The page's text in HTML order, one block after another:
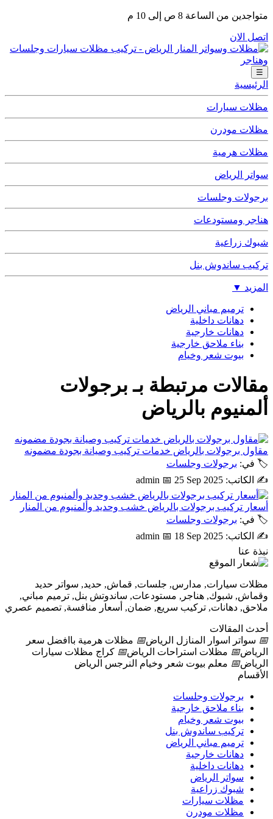
متواجدين من الساعة 8 ص إلى 10 م
اتصل الان
☰
الرئيسية
مظلات سيارات
مظلات مودرن
مظلات هرمية
سواتر الرياض
برجولات وجلسات
هناجر ومستودعات
شبوك زراعية
تركيب ساندوش بنل
المزيد ▼
ترميم مباني الرياض
دهانات داخلية
دهانات خارجية
بناء ملاحق خارجية
بيوت شعر وخيام
مقالات مرتبطة بـ برجولات
ألمنيوم بالرياض
مقاول برجولات بالرياض خدمات تركيب وصيانة بجودة مضمونه
🏷 في: برجولات وجلسات
✍️ الكاتب: admin 📅 25 Sep 2025
أسعار تركيب برجولات بالرياض خشب وحديد وألمنيوم من المنار
🏷 في: برجولات وجلسات
✍️ الكاتب: admin 📅 18 Sep 2025
نبذة عنا
مظلات سيارات, مدارس, جلسات, قماش, حديد, سواتر حديد
وقماش, شبوك, هناجر, مستودعات, ساندوتش بنل, ترميم مباني,
ملاحق, دهانات, تركيب سريع, ضمان, أسعار منافسة, تصميم عصري
أحدث المقالات
📅 سواتر اسوار المنازل الرياض📅 مظلات هرمية باافضل سعر
الرياض📅 مظلات استراحات الرياض📅 كراج مظلات سيارات
الرياض📅 معلم بيوت شعر وخيام النرجس الرياض
الأقسام
برجولات وجلسات
بناء ملاحق خارجية
بيوت شعر وخيام
تركيب ساندوش بنل
ترميم مباني الرياض
دهانات خارجية
دهانات داخلية
سواتر الرياض
شبوك زراعية
مظلات سيارات
مظلات مودرن